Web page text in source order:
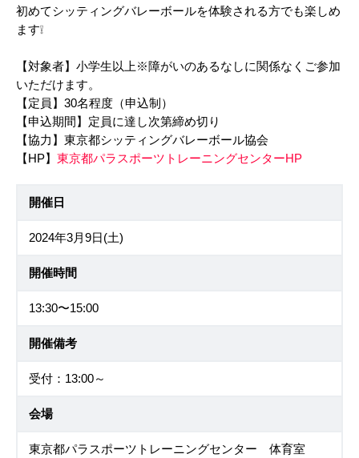
初めてシッティングバレーボールを体験される方でも楽しめ
ます❕
【対象者】小学生以上※障がいのあるなしに関係なくご参加
いただけます。
【定員】30名程度（申込制）
【申込期間】定員に達し次第締め切り
【協力】東京都シッティングバレーボール協会
【HP】 東京都パラスポーツトレーニングセンターHP
開催日
2024年3月9日(土)
開催時間
13:30〜15:00
開催備考
受付：13:00～
会場
東京都パラスポーツトレーニングセンター 体育室